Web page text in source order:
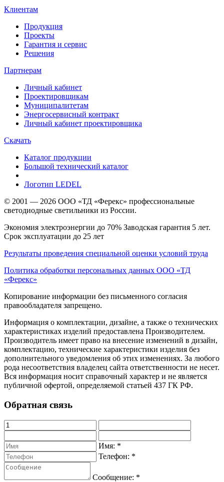
Клиентам
Продукция
Проекты
Гарантия и сервис
Решения
Партнерам
Личный кабинет
Проектировщикам
Муниципалитетам
Энергосервисный контракт
Личный кабинет проектировщика
Скачать
Каталог продукции
Большой технический каталог
Логотип LEDEL
© 2001 — 2026 ООО «ТД «Ферекс» профессиональные
светодиодные светильники из России.
Экономия электроэнергии до 70% Заводская гарантия 5 лет.
Срок эксплуатации до 25 лет
Результаты проведения специальной оценки условий труда
Политика обработки персональных данных ООО «ТД
«Ферекс»
Копирование информации без письменного согласия
правообладателя запрещено.
Информация о комплектации, дизайне, а также о технических
характеристиках изделий предоставлена Производителем.
Производитель имеет право на внесение изменений в дизайн,
комплектацию, технические характеристики изделия без
дополнительного уведомления об этих изменениях. За любого
рода несоответствия владелец сайта ответственности не несет.
Вся информация носит справочный характер и не является
публичной офертой, определяемой статьей 437 ГК РФ.
Обратная связь
Имя: *
Телефон: *
Сообщение: *